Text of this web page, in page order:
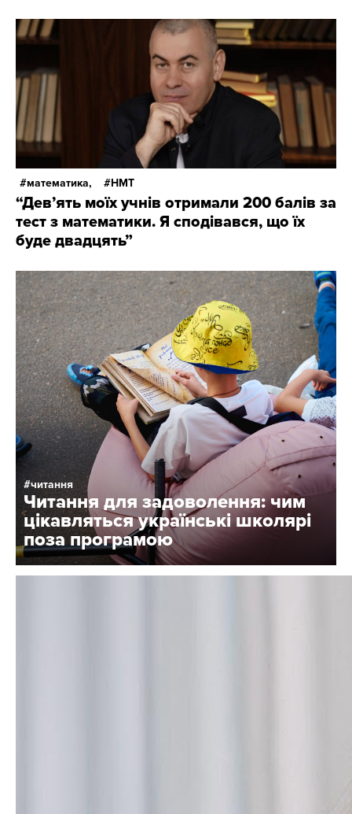
математика, НМТ
“Дев’ять моїх учнів отримали 200 балів за
тест з математики. Я сподівався, що їх
буде двадцять”
читання
Читання для задоволення: чим
цікавляться українські школярі
поза програмою